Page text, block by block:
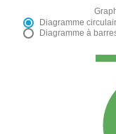
Diagramme
Diagramme à